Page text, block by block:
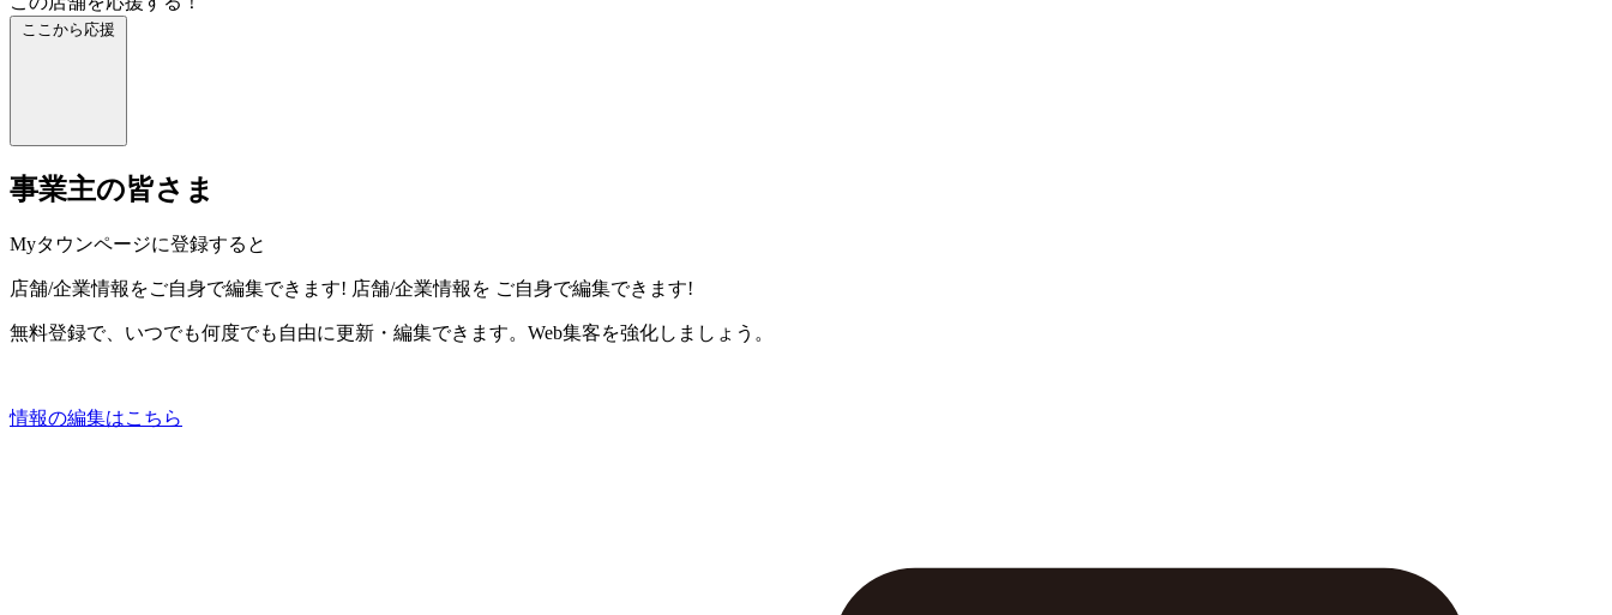
ここから応援
事業主の皆さま
Myタウンページに登録すると
店舗/企業情報をご自身で編集できます! 店舗/企業情報を ご自身で編集できます!
無料登録で、いつでも何度でも自由に更新・編集できます。Web集客を強化しましょう。
情報の編集はこちら